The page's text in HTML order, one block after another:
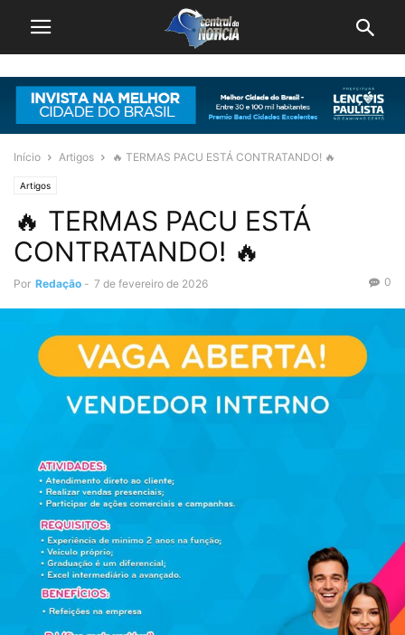
Início Artigos 🔥 TERMAS PACU ESTÁ CONTRATANDO! 🔥
Artigos
🔥 TERMAS PACU ESTÁ
CONTRATANDO! 🔥
Por Redação - 7 de fevereiro de 2026 0